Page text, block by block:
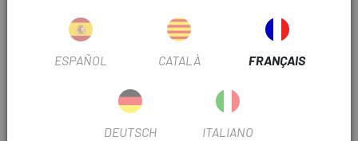
argent anodisé
pour cassettes Shimano Hyperglide
pour cassette 7 vitesses
adaptateur amovible pour moyeux de 12 mm
ESPAÑOL CATALÀ FRANÇAIS
DEUTSCH ITALIANO